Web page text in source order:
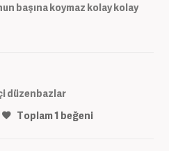
başına koymaz kolay kolay
düzenbazlar
Toplam1 beğeni